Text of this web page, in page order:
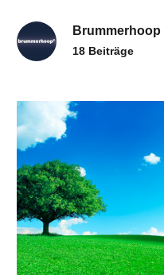
Brummerhoop
18 Beiträge